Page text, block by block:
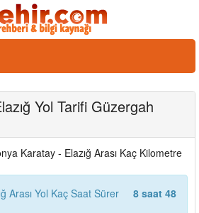
Yol Tarifi Güzergah
Karatay - Elazığ Arası Kaç Kilometre
Arası Yol Kaç Saat Sürer
8 saat 48